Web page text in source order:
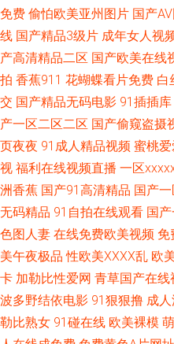
午夜剧场欧美 超碰97狠狠肏 海角社
免费看 日本黄色 www热9 狠狠狠日
国 欧美肏屄精品区别 在线观看阿V
频蓝莓 国产精品熟女一区 青娱乐日
源共享 欧美专区一 91看双飞片 变
AV网页 ts互干 欧美韩日综日日骚 亚
兽 欧美十专区 91视屏黄 成人奭片
老司机网站 精品久久综合日 丝袜少
免费 偷怕欧美亚州图片 国产
线 国产精品3级片 成年女人视
产高清精品二区 国产欧美在线
拍 香蕉911 花蝴蝶看片免费 白
交 国产精品无码电影 91插插库
产一区二区二区 国产偷窥盗摄
页夜夜 91成人精品视频 蜜桃
视 福利在线视频直播 一区
洲香蕉 国产91高清精品 国产
无码精品 91自拍在线观看 国
色图人妻 在线免费欧美视频 免
美午夜极品 性欧美ⅩⅩⅩⅩ乱 欧
卡 加勒比性爱网 青草国产在线
波多野结依电影 91狠狠撸 成
勒比熟女 91碰在线 欧美裸模